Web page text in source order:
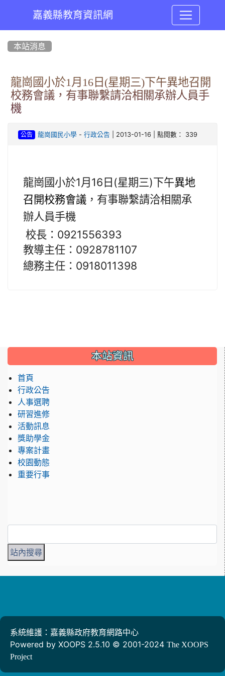
嘉義縣教育資訊網
本站消息
龍崗國小於1月16日(星期三)下午異地召開
校務會議，有事聯繫請洽相關承辦人員手
機
公告 龍崗國民小學- 行政公告 | 2013-01-16 | 點閱數： 339
龍崗國小於1月16日(星期三)下午異地
召開校務會議 ， 有事聯繫請洽相關承
辦人員手機
校長 ：0921556393
教導主任：0928781107
總務主任：0918011398
::: 本站資訊
首頁
行政公告
人事選聘
研習進修
活動訊息
獎助學金
專案計畫
校園動態
重要行事
系統維護：嘉義縣政府教育網路中心
Powered by XOOPS 2.5.10 © 2001-2024 The XOOPS
Project